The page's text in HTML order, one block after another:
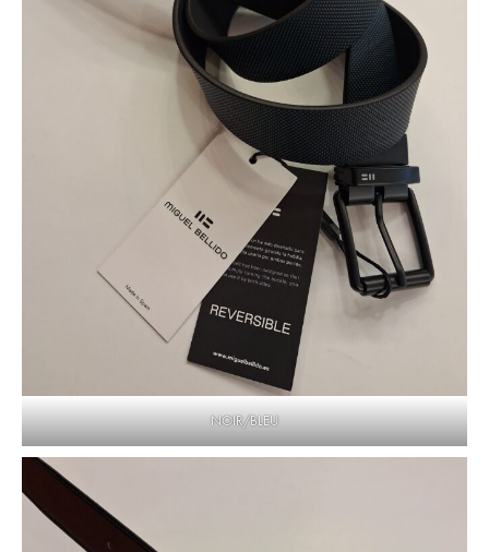
NOIR/BLEU